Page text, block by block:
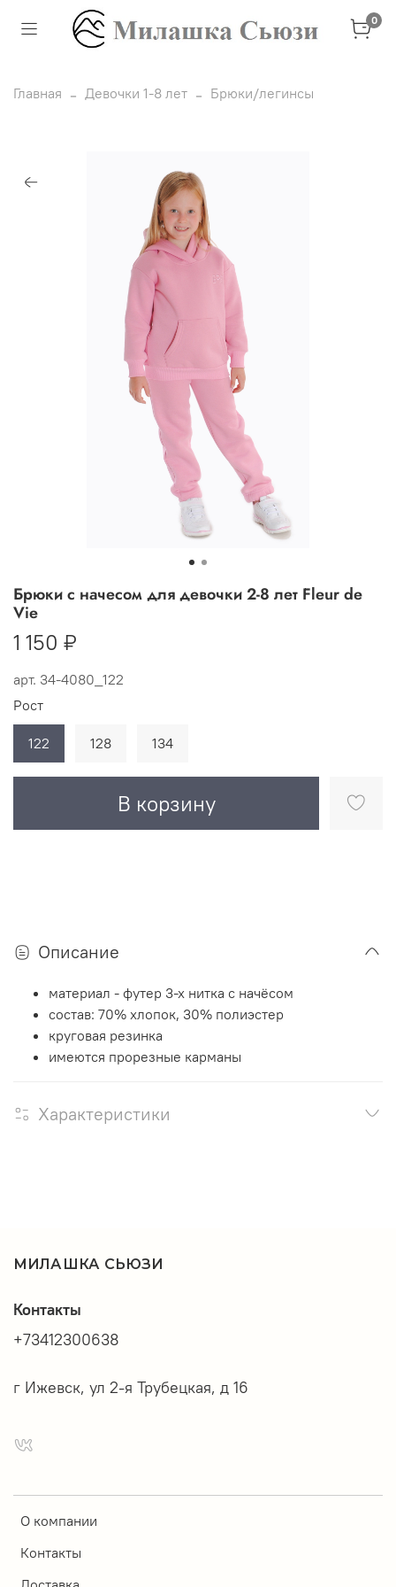
0
Главная Девочки 1-8 лет Брюки/легинсы
арт. 34-4080_122
Брюки с начесом для девочки 2-8 лет Fleur de
Vie
1 150 ₽
В корзину
Рост
122 128 134
Описание
материал - футер 3-х нитка с начёсом
состав: 70% хлопок, 30% полиэстер
круговая резинка
имеются прорезные карманы
Характеристики
МИЛАШКА СЬЮЗИ
О компании
Контакты
Контакты
+73412300638
г Ижевск, ул 2-я Трубецкая, д 16